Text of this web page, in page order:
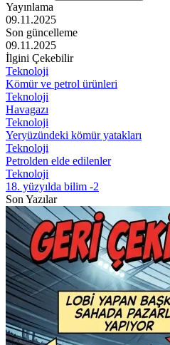
Yayınlama
09.11.2025
Son güncelleme
09.11.2025
İlgini Çekebilir
Teknoloji
Kömür ve petrol ürünleri
Teknoloji
Havagazı
Teknoloji
Yeryüzündeki kömür yatakları
Teknoloji
Petrolden elde edilenler
Teknoloji
18. yüzyılda bilim -2
Son Yazılar